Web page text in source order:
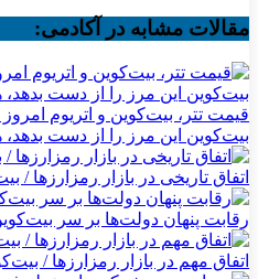
مقالات مشابه در آکادمی:
بیت‌کوین این مرز را از دست بدهد،
اتفاق تاریخی در بازار رمزارزها /
رقابت پنهان دولت‌ها بر سر بیت‌کوین/ ۱۰ کشور برتر
اتفاق مهم در بازار رمزارزها /